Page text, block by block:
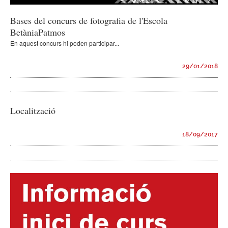
Bases del concurs de fotografia de l'Escola
BetàniaPatmos
En aquest concurs hi poden participar...
29/01/2018
Localització
18/09/2017